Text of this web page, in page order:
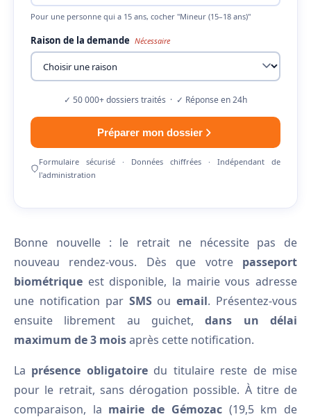
Pour une personne qui a 15 ans, cocher "Mineur (15–18 ans)"
Raison de la demande Nécessaire
✓ 50 000+ dossiers traités · ✓ Réponse en 24h
Préparer mon dossier
Formulaire sécurisé · Données chiffrées · Indépendant de
l'administration
Bonne nouvelle : le retrait ne nécessite pas de
nouveau rendez-vous. Dès que votre passeport
biométrique est disponible, la mairie vous adresse
une notification par SMSouemail. Présentez-vous
ensuite librement au guichet,dans un délai
maximum de 3 moisaprès cette notification.
La présence obligatoiredu titulaire reste de mise
pour le retrait, sans dérogation possible. À titre de
comparaison, la mairie de Gémozac(19,5 km de